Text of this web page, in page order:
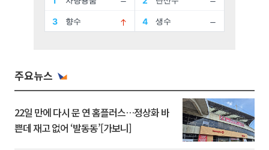
주요뉴스
22일 만에 다시 문 연 홈플러스…정상화 바
쁜데 재고 없어 ‘발동동’[가보니]